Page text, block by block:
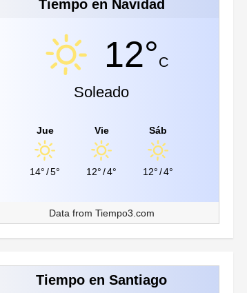
Tiempo en Navidad
12°C
Soleado
Jue
14° /5°
Vie
12° /4°
Sáb
12° /4°
Data from Tiempo3.com
Tiempo en Santiago